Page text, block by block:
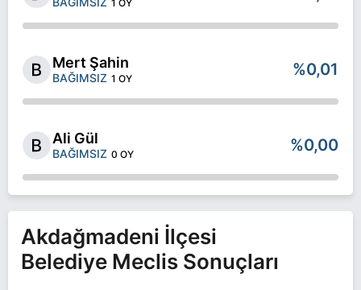
1 OY
Mert Şahin
BAĞIMSIZ 1 OY %0,01
Ali Gül
BAĞIMSIZ 0 OY %0,00
Akdağmadeni İlçesi
Belediye Meclis Sonuçları